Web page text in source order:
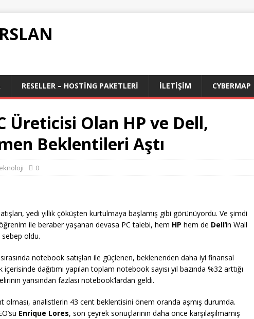
RESELLER – HOSTING PAKETLERI İLETIŞIM CYBERMAP
Üreticisi Olan HP ve Dell,
Beklentileri Aştı
0
yedi yıllık çöküşten kurtulmaya başlamış gibi görünüyordu. Ve şimdi
ile beraber yaşanan devasa PC talebi, hem HP hem de Dell‘in Wall
oldu.
notebook satışları ile güçlenen, beklenenden daha iyi finansal
dağıtımı yapılan toplam notebook sayısı yıl bazında %32 arttığı
yarısından fazlası notebook’lardan geldi.
olması, analistlerin 43 cent beklentisini önem oranda aşmış durumda.
Enrique Lores, son çeyrek sonuçlarının daha önce karşılaşılmamış